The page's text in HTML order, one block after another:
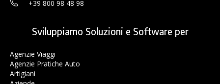
+39 800 98 48 98
Sviluppiamo Soluzioni e Software per
Agenzie Viaggi
Agenzie Pratiche Auto
Artigiani